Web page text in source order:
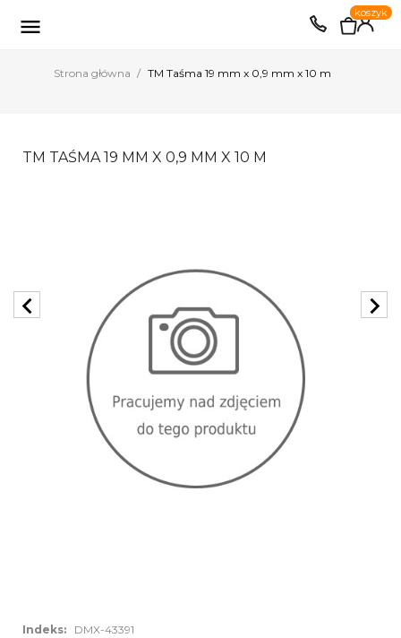
EUR PLN

0
koszyk
Strona główna TM Taśma 19 mm x 0,9 mm x 10 m
TM TAŚMA 19 MM X 0,9 MM X 10 M
chevron_left chevron_right
Indeks:
DMX-43391